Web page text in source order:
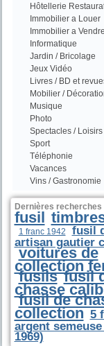
Hôtellerie
Immobilier a Louer
Immobilier a Vendre
Informatique
Jardin / Bricolage
Jeux Vidéo
Livres / BD et
Mobilier /
Musique
Photo
Spectacles / Loisirs
Sport
Téléphonie
Vacances
Vins / Gastronomie
Dernières recherches
fusil
1 franc 1942
fusil
artisan gautier
voitures de
collection
fusils fusil
chasse
fusil de
collection 5
argent semeuse
1969)